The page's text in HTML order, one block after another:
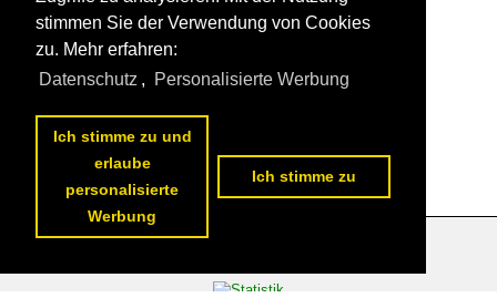
stimmen Sie der Verwendung von Cookies
zu. Mehr erfahren:
Datenschutz , Personalisierte Werbung
Ich stimme zu und
erlaube
personalisierte
Werbung
Ich stimme zu